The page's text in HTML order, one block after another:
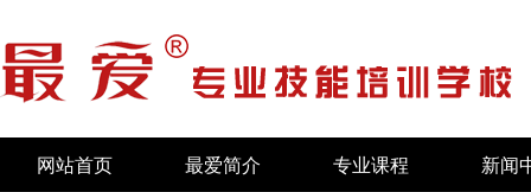
网站首页 最爱简介 专业课程 新闻